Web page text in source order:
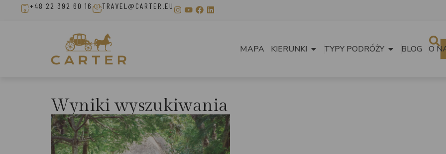
+48 22 392 60 16 TRAVEL@CARTER.EU
MAPA KIERUNKI TYPY PODRÓŻY BLOG O
Wyniki wyszukiwania